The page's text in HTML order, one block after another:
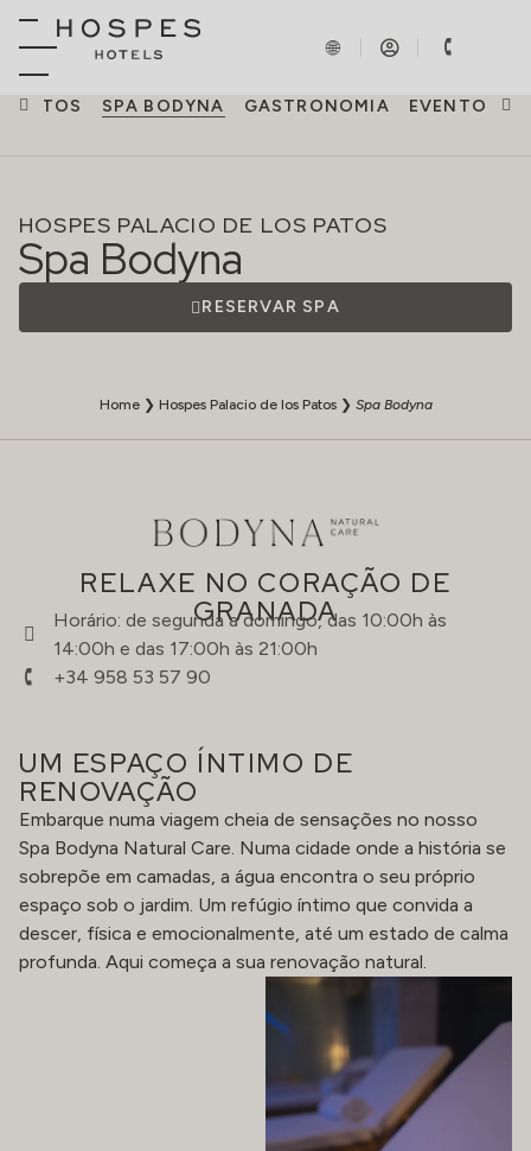
SPA BODYNA GASTRONOMIA EVENTOS
HOSPES PALACIO DE LOS PATOS
Spa Bodyna
RESERVAR SPA
Home❯ Hospes Palacio de los Patos❯ Spa Bodyna
RELAXE NO CORAÇÃO DE
GRANADA
Horário: de segunda a domingo, das 10:00h às
14:00h e das 17:00h às 21:00h
+34 958 53 57 90
UM ESPAÇO ÍNTIMO DE
RENOVAÇÃO
Embarque numa viagem cheia de sensações no nosso
Spa Bodyna Natural Care. Numa cidade onde a história se
sobrepõe em camadas, a água encontra o seu próprio
espaço sob o jardim. Um refúgio íntimo que convida a
descer, física e emocionalmente, até um estado de calma
profunda. Aqui começa a sua renovação natural.